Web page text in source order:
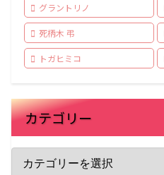
グラントリノ
死柄木 弔
トガヒミコ
カテゴリー